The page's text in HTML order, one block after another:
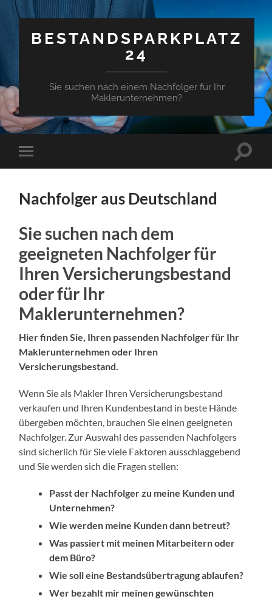
BESTANDSPARKPLATZ
24
Sie suchen nach einem Nachfolger für Ihr
Maklerunternehmen?
Mobile-
Menü
Nachfolger aus Deutschland
Sie suchen nach dem
geeigneten Nachfolger für
Ihren Versicherungsbestand
oder für Ihr
Maklerunternehmen?
Hier finden Sie, Ihren passenden Nachfolger für Ihr
Maklerunternehmen oder Ihren
Versicherungsbestand.
Wenn Sie als Makler Ihren Versicherungsbestand
verkaufen und Ihren Kundenbestand in beste Hände
übergeben möchten, brauchen Sie einen geeigneten
Nachfolger. Zur Auswahl des passenden Nachfolgers
sind sicherlich für Sie viele Faktoren ausschlaggebend
und Sie werden sich die Fragen stellen:
Passt der Nachfolger zu meine Kunden und
Unternehmen?
Wie werden meine Kunden dann betreut?
Was passiert mit meinen Mitarbeitern oder
dem Büro?
Wie soll eine Bestandsübertragung ablaufen?
Wer bezahlt mir meinen gewünschten